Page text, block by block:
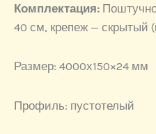
Комплектация:
40 см, крепеж — скрытый
Размер: 4000х150×24 мм
Профиль: пустотелый